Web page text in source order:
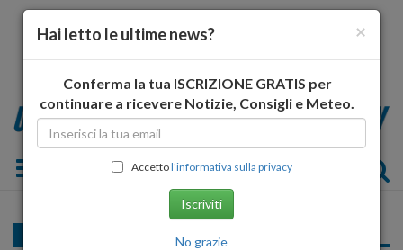
Toggle navigation
×
Hai letto le ultime news?
Conferma la tua ISCRIZIONE GRATIS per
continuare a ricevere Notizie, Consigli e Meteo.
Accettol'informativa sulla privacy
Iscriviti
No grazie